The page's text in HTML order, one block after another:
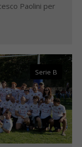
Paolini per
Serie B